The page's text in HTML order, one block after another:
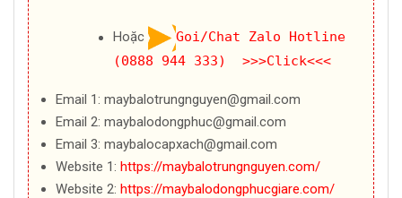
Hoặc
Goi/Chat Zalo Hotline
(0888 944 333) >>>Click<<<
Email 1: maybalotrungnguyen@gmail.com
Email 2: maybalodongphuc@gmail.com
Email 3: maybalocapxach@gmail.com
Website 1: https://maybalotrungnguyen.com/
Website 2: https://maybalodongphucgiare.com/